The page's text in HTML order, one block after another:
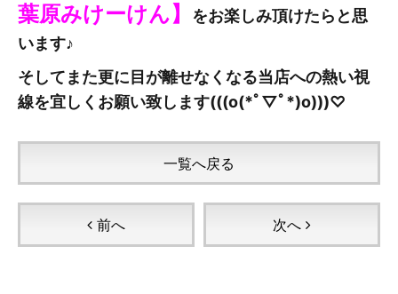
葉原みけーけん】
をお楽しみ頂けたらと思
います♪
そしてまた更に目が離せなくなる当店への熱い視
線を宜しくお願い致します(((o(*ﾟ▽ﾟ*)o)))♡
前へ
一覧へ戻る
次へ